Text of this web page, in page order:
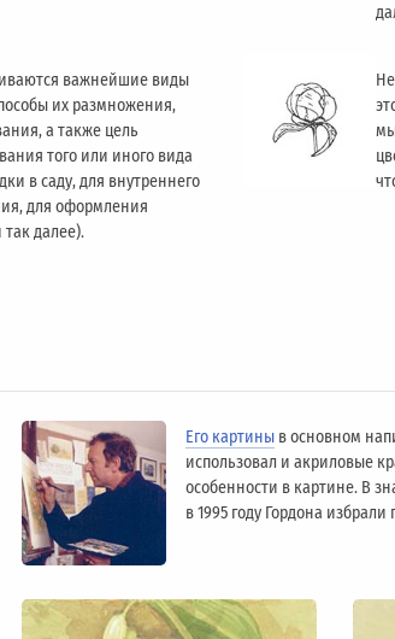
важнейшие виды
их размножения,
а также цель
того или иного вида
в саду, для внутреннего
для оформления
так далее).
Его картины в основном
использовал и акриловые
особенности в картине. В
в 1995 году Гордона